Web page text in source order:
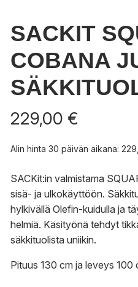
SACKIT
COBANA
229,00 €
Alin hinta 30 päivän aikana:
SACKit:in valmistama
sisä- ja ulkokäyttöön.
hylkivällä Olefin-kuidulla ja
helmiä. Käsityönä tehdyt
säkkituolista uniikin.
Pituus 130 cm ja leveys 100